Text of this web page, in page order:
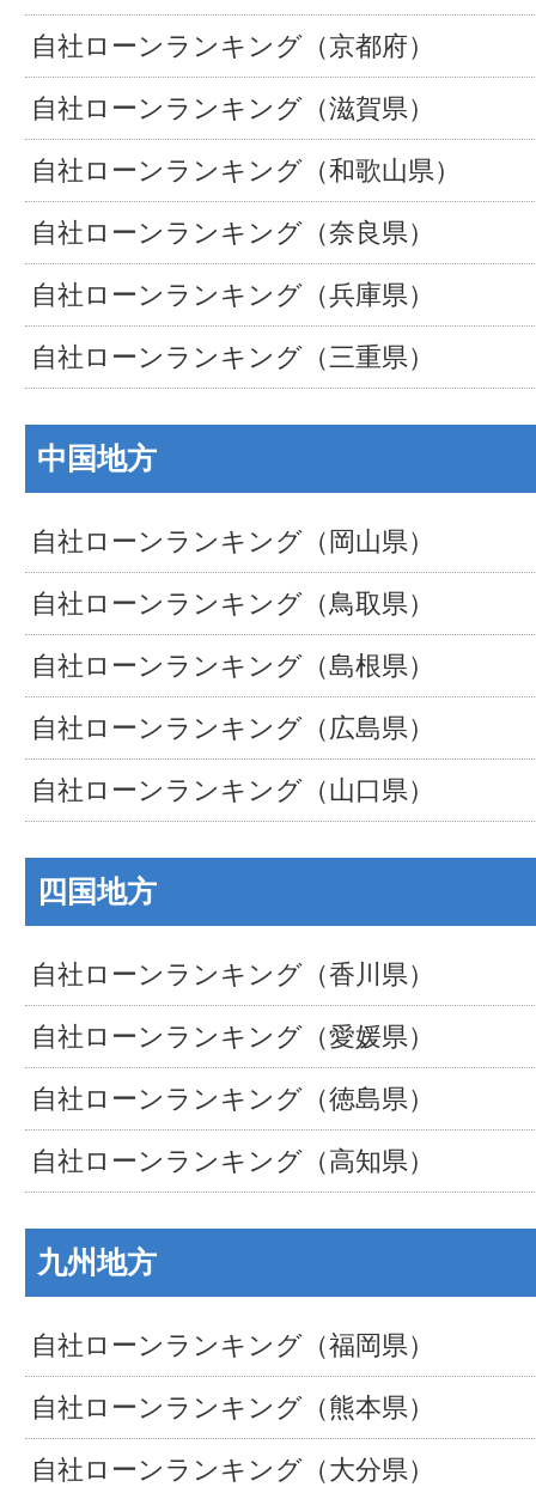
自社ローンランキング（京都府）
自社ローンランキング（滋賀県）
自社ローンランキング（和歌山県）
自社ローンランキング（奈良県）
自社ローンランキング（兵庫県）
自社ローンランキング（三重県）
中国地方
自社ローンランキング（岡山県）
自社ローンランキング（鳥取県）
自社ローンランキング（島根県）
自社ローンランキング（広島県）
自社ローンランキング（山口県）
四国地方
自社ローンランキング（香川県）
自社ローンランキング（愛媛県）
自社ローンランキング（徳島県）
自社ローンランキング（高知県）
九州地方
自社ローンランキング（福岡県）
自社ローンランキング（熊本県）
自社ローンランキング（大分県）